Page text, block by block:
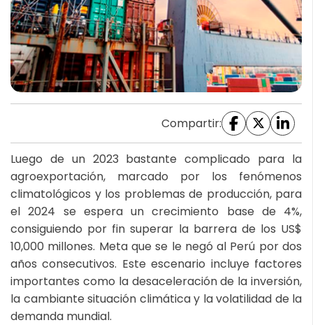
Compartir:
Luego de un 2023 bastante complicado para la
agroexportación, marcado por los fenómenos
climatológicos y los problemas de producción, para
el 2024 se espera un crecimiento base de 4%,
consiguiendo por fin superar la barrera de los US$
10,000 millones. Meta que se le negó al Perú por dos
años consecutivos. Este escenario incluye factores
importantes como la desaceleración de la inversión,
la cambiante situación climática y la volatilidad de la
demanda mundial.